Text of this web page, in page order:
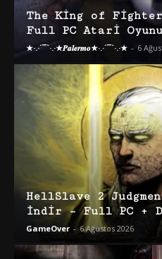
The King of
Full PC Atari Oyunu
★·.·´¯`·.·★𝑷𝒂𝒍𝒆𝒓𝒎𝒐★·.·´¯`·.·★ - 6
HellSlave 2
İndir – Full PC +
GameOver - 6 Ağustos 2026